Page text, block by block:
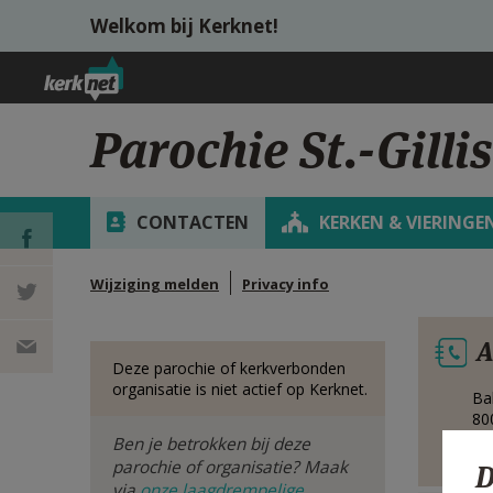
Overslaan en naar de inhoud gaan
Welkom bij Kerknet!
Parochie St.-
CONTACTEN KERKEN &
Wijziging melden Privacy info
DEEL OP
FACEBOOK
DEEL OP
Deze parochie of kerkverbonden
organisatie is niet actief op Kerknet.
Ben je betrokken bij deze
parochie of organisatie? Maak